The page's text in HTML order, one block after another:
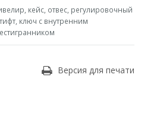
кейс, отвес, регулировочный
ключ с внутренним
Версия для печати